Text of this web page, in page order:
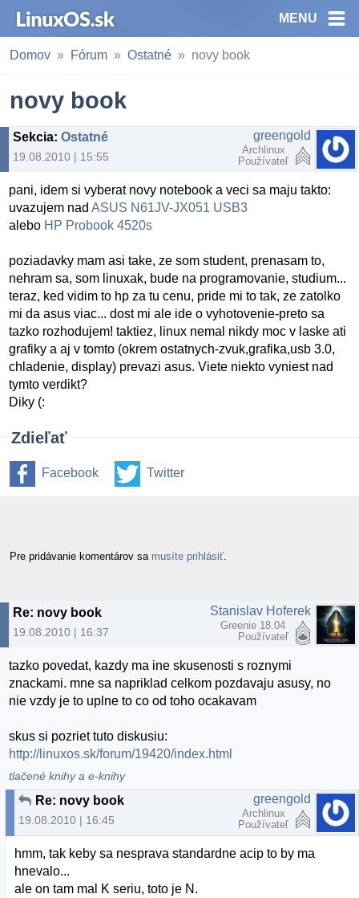
MENU
Domov Fórum Ostatné novy book
novy book
Sekcia: Ostatné
19.08.2010 | 15:55
greengold
Archlinux
Používateľ
pani, idem si vyberat novy notebook a veci sa maju takto:
uvazujem nadASUS N61JV-JX051 USB3
alebo HP Probook 4520s
poziadavky mam asi take, ze som student, prenasam to,
nehram sa, som linuxak, bude na programovanie, studium...
teraz, ked vidim to hp za tu cenu, pride mi to tak, ze zatolko
mi da asus viac... dost mi ale ide o vyhotovenie-preto sa
tazko rozhodujem! taktiez, linux nemal nikdy moc v laske ati
grafiky a aj v tomto (okrem ostatnych-zvuk,grafika,usb 3.0,
chladenie, display) prevazi asus. Viete niekto vyniest nad
tymto verdikt?
Diky (:
Zdieľať
Facebook Twitter
Pre pridávanie komentárov sa musíte prihlásiť
Re: novy book
19.08.2010 | 16:37
Stanislav Hoferek
Greenie 18.04
Používateľ
tazko povedat, kazdy ma ine skusenosti s roznymi
znackami. mne sa napriklad celkom pozdavaju asusy, no
nie vzdy je to uplne to co od toho ocakavam
skus si pozriet tuto diskusiu:
http://linuxos.sk/forum/19420/index.html
tlačené knihy a e-knihy
Re: novy book
19.08.2010 | 16:45
greengold
Archlinux
Používateľ
hmm, tak keby sa nesprava standardne acip to by ma
hnevalo...
ale on tam mal K seriu, toto je N.